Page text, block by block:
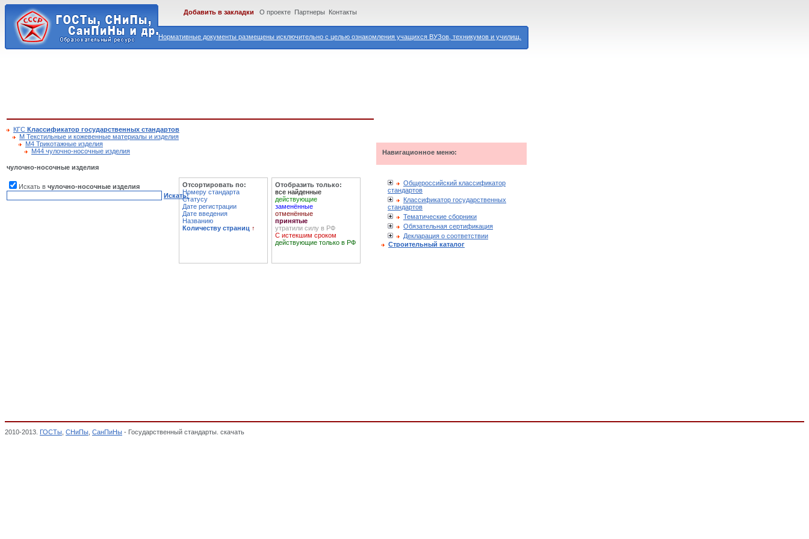
Нормативные документы размещены исключительно с целью ознакомления учащихся ВУЗов, техникумов и училищ.
Добавить в закладки О проекте Партнеры Контакты
КГС Классификатор государственных стандартов
М Текстильные и кожевенные материалы и изделия
М4 Трикотажные изделия
М44 чулочно-носочные изделия
чулочно-носочные изделия
Искать в чулочно-носочные изделия
Искать!
Отсортировать по:
Номеру стандарта
Статусу
Дате регистрации
Дате введения
Названию
Количеству страниц ↑
Отобразить только:
все найденные
действующие
заменённые
отменённые
принятые
утратили силу в РФ
С истекшим сроком
действующие только в РФ
Навигационное меню:
Общероссийский классификатор
стандартов
Классификатор государственных
стандартов
Тематические сборники
Обязательная сертификация
Декларация о соответствии
Строительный каталог
2010-2013. ГОСТы СНиПы СанПиНы - Государственный стандарты. скачатьчулочно-носочные изделия, Трикотажные изделия, Текстильные и кожевенные материалы и изделия, Классификатор государственных стандартов,